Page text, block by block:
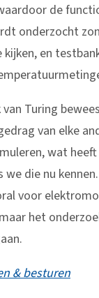
de
onderzocht
en
Turing
van elke
wat
die nu
voor
het
& besturen